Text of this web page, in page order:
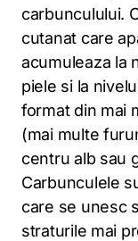
carbunculului.
cutanat care
acumuleaza la
piele si la
format din mai
(mai multe
centru alb sau
Carbunculele
care se unesc
straturile mai